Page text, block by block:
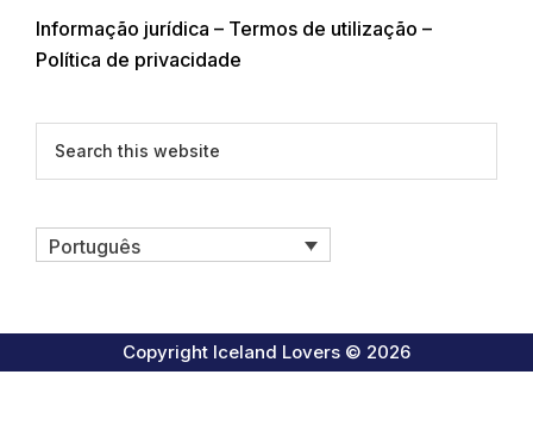
Informação jurídica – Termos de utilização –
Política de privacidade
Português
Copyright Iceland Lovers © 2026